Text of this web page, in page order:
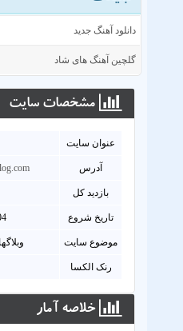
دانلود آهنگ جدید
گلچین آهنگ های شاد
مشخصات سايت
عنوان سايت
آدرس
بازدید کل
تاریخ شروع
موضوع سایت
رنک الکسا
خلاصه آمار